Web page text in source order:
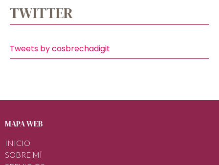
TWITTER
Tweets by cosbrechadigit
MAPA WEB
INICIO
SOBRE MÍ